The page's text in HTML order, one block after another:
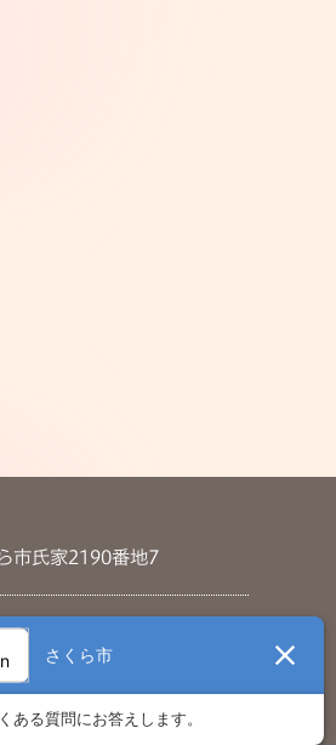
クセス
市氏家2190番地7
© 2022 Sakura City.